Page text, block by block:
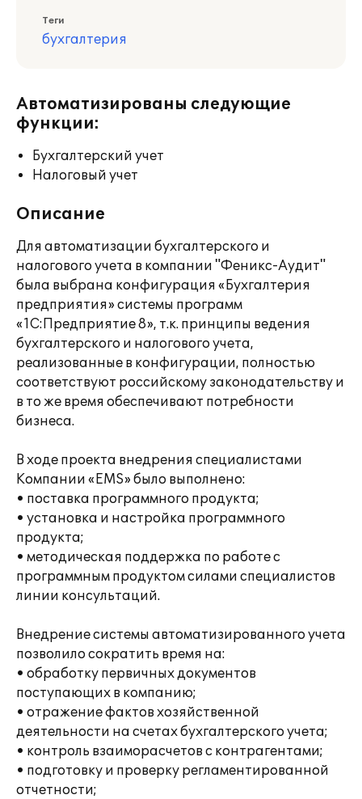
Теги
бухгалтерия
Автоматизированы следующие
функции:
Бухгалтерский учет
Налоговый учет
Описание
Для автоматизации бухгалтерского и
налогового учета в компании "Феникс-Аудит"
была выбрана конфигурация «Бухгалтерия
предприятия» системы программ
«1С:Предприятие 8», т.к. принципы ведения
бухгалтерского и налогового учета,
реализованные в конфигурации, полностью
соответствуют российскому законодательству и
в то же время обеспечивают потребности
бизнеса.
В ходе проекта внедрения специалистами
Компании «EMS» было выполнено:
• поставка программного продукта;
• установка и настройка программного
продукта;
• методическая поддержка по работе с
программным продуктом силами специалистов
линии консультаций.
Внедрение системы автоматизированного учета
позволило сократить время на:
• обработку первичных документов
поступающих в компанию;
• отражение фактов хозяйственной
деятельности на счетах бухгалтерского учета;
• контроль взаиморасчетов с контрагентами;
• подготовку и проверку регламентированной
отчетности;